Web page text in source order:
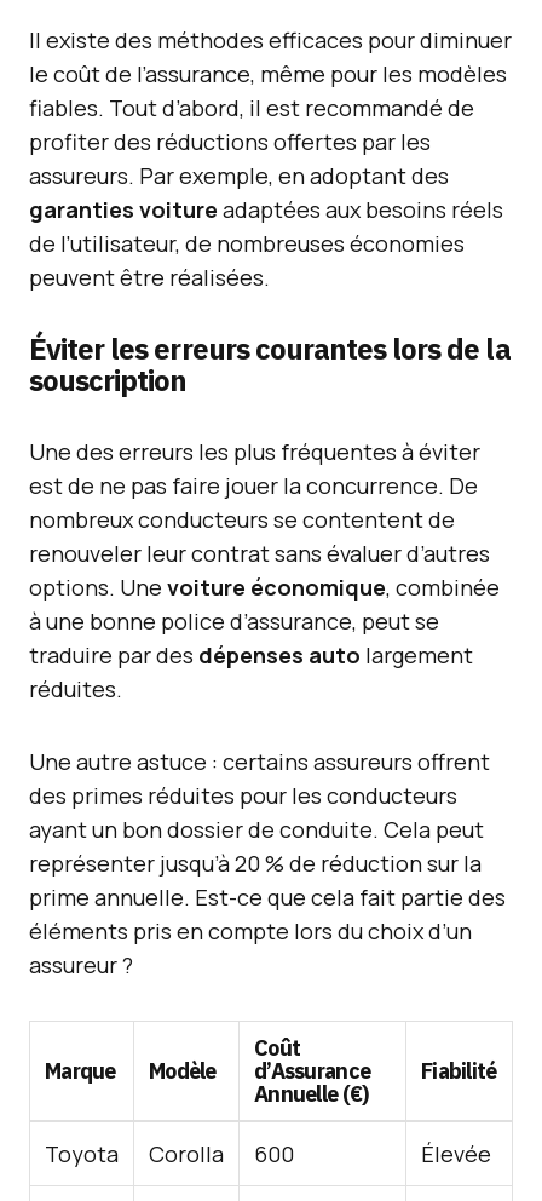
Il existe des méthodes efficaces pour diminuer
le coût de l’assurance, même pour les modèles
fiables. Tout d’abord, il est recommandé de
profiter des réductions offertes par les
assureurs. Par exemple, en adoptant des
garanties voiture adaptées aux besoins réels
de l’utilisateur, de nombreuses économies
peuvent être réalisées.
Éviter les erreurs courantes lors de la
souscription
Une des erreurs les plus fréquentes à éviter
est de ne pas faire jouer la concurrence. De
nombreux conducteurs se contentent de
renouveler leur contrat sans évaluer d’autres
options. Une voiture économique, combinée
à une bonne police d’assurance, peut se
traduire par des dépenses auto largement
réduites.
Une autre astuce : certains assureurs offrent
des primes réduites pour les conducteurs
ayant un bon dossier de conduite. Cela peut
représenter jusqu’à 20 % de réduction sur la
prime annuelle. Est-ce que cela fait partie des
éléments pris en compte lors du choix d’un
assureur ?
Marque Modèle
Coût
d’Assurance
Annuelle (€)
Fiabilité
Toyota Corolla 600 Élevée